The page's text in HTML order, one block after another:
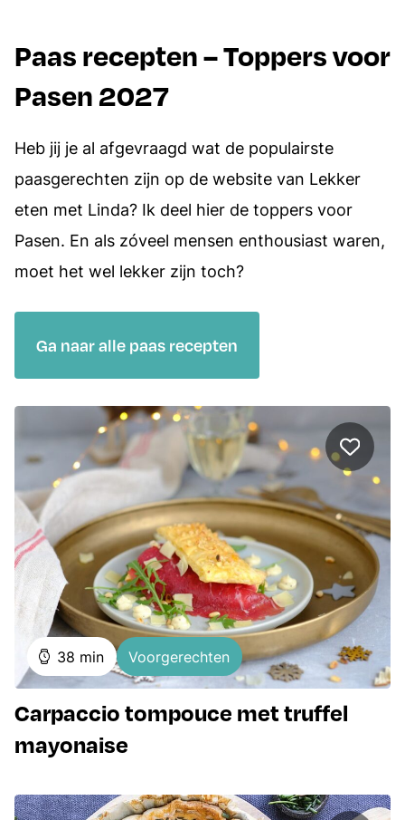
Paas recepten – Toppers voor
Pasen 2027
Ga naar alle paas recepten
Heb jij je al afgevraagd wat de populairste
paasgerechten zijn op de website van Lekker
eten met Linda? Ik deel hier de toppers voor
Pasen. En als zóveel mensen enthousiast waren,
moet het wel lekker zijn toch?
38 minuten
min Voorgerechten
Carpaccio tompouce met truffel
mayonaise